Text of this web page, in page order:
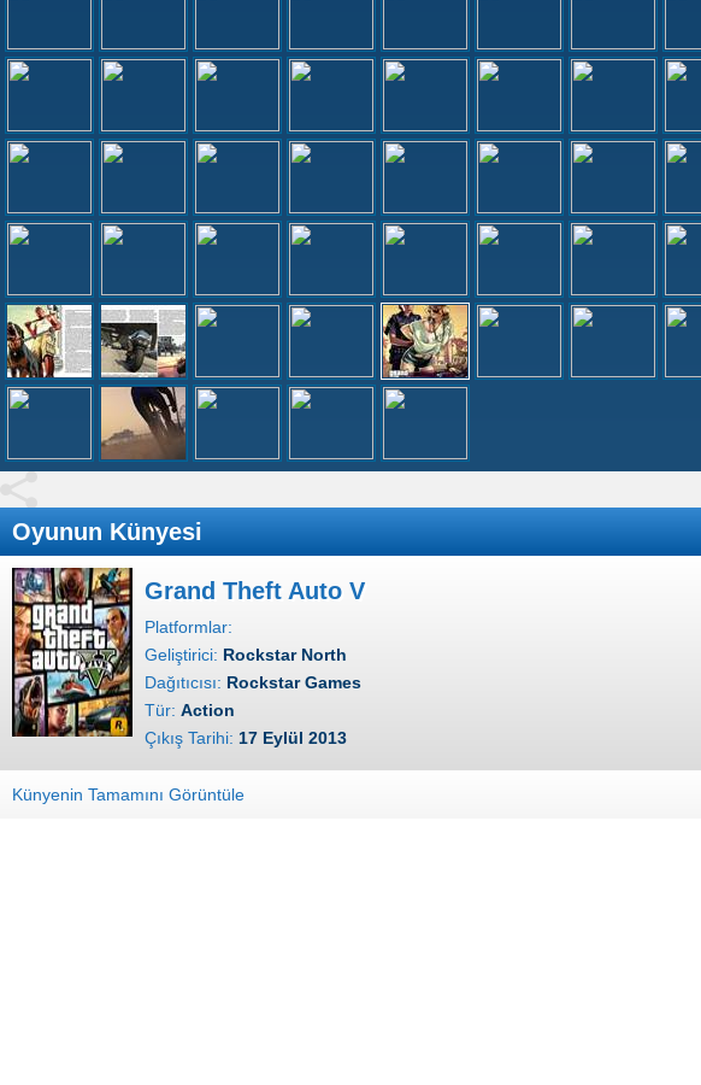
Oyunun Künyesi
Grand Theft Auto V
Platformlar:
Geliştirici: Rockstar North
Dağıtıcısı: Rockstar Games
Tür: Action
Çıkış Tarihi: 17 Eylül 2013
Künyenin Tamamını Görüntüle